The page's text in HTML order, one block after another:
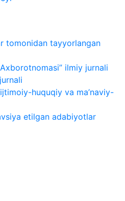
tomonidan tayyorlangan
ilmiy jurnali
huquqiy va ma’naviy-
etilgan adabiyotlar